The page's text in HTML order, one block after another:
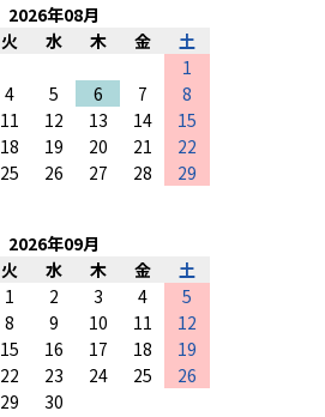
2026年08月
火 水 木 金
土
1
4 5 6 7
8
11 12 13 14
15
18 19 20 21
22
25 26 27 28
29
2026年09月
火 水 木 金
土
1
2 3 4
5
8 9 10 11
12
15 16 17 18
19
22 23 24 25
26
29
30